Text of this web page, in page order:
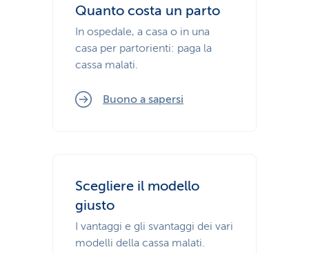
Quanto costa un parto
In ospedale, a casa o in una
casa per partorienti: paga la
cassa malati.
Buono a sapersi
Scegliere il modello
giusto
I vantaggi e gli svantaggi dei vari
modelli della cassa malati.